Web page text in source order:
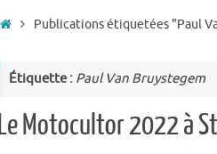
Accueil
Publications étiquetées "Paul
Étiquette : Paul Van Bruystegem
Le Motocultor 2022 à